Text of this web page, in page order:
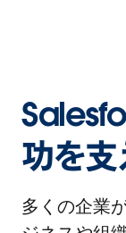
功を
多くの企業